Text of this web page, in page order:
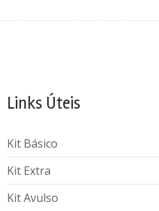
Links Úteis
Kit Básico
Kit Extra
Kit Avulso